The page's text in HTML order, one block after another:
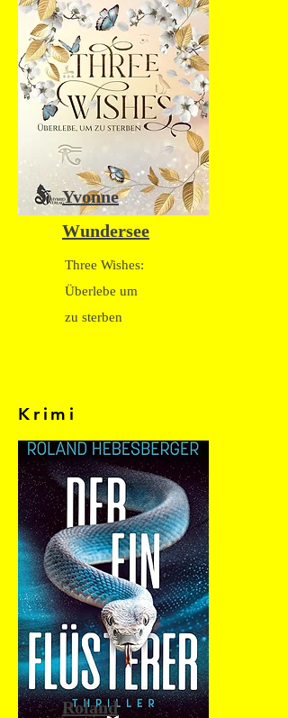
Yvonne
Wundersee
Three Wishes:
Überlebe um
zu sterben
Krimi
Roland